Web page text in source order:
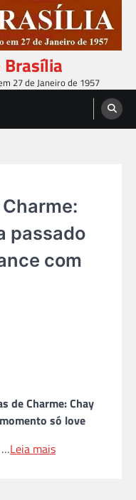
Brasília
27 de Janeiro de 1957
passado
com
de Charme: Chay
só love
…Leia mais